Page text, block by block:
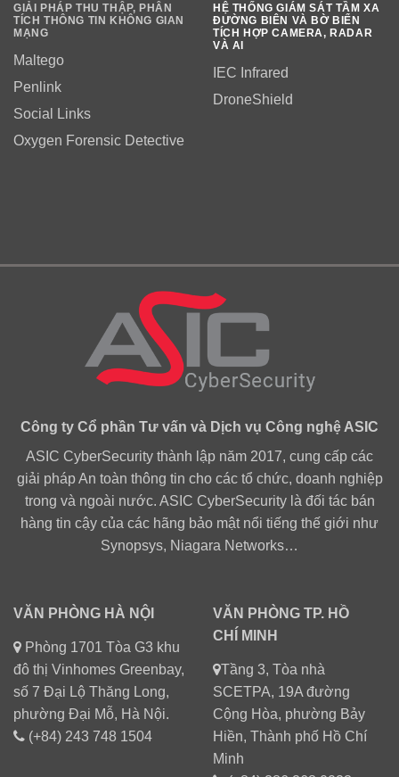
GIẢI PHÁP THU THẬP, PHÂN
TÍCH THÔNG TIN KHÔNG GIAN
MẠNG
Maltego
Penlink
Social Links
Oxygen Forensic Detective
HỆ THỐNG GIÁM SÁT TẦM XA
ĐƯỜNG BIÊN VÀ BỜ BIỂN
TÍCH HỢP CAMERA, RADAR
VÀ AI
IEC Infrared
DroneShield
Công ty Cổ phần Tư vấn và Dịch vụ Công nghệ ASIC
ASIC CyberSecurity thành lập năm 2017, cung cấp các
giải pháp An toàn thông tin cho các tổ chức, doanh nghiệp
trong và ngoài nước. ASIC CyberSecurity là đối tác bán
hàng tin cậy của các hãng bảo mật nổi tiếng thế giới như
Synopsys, Niagara Networks…
VĂN PHÒNG HÀ NỘI
Phòng 1701 Tòa G3 khu
đô thị Vinhomes Greenbay,
số 7 Đại Lộ Thăng Long,
phường Đại Mỗ, Hà Nội.
(+84) 243 748 1504
VĂN PHÒNG TP. HỒ
CHÍ MINH
Tầng 3, Tòa nhà
SCETPA, 19A đường
Cộng Hòa, phường Bảy
Hiền, Thành phố Hồ Chí
Minh